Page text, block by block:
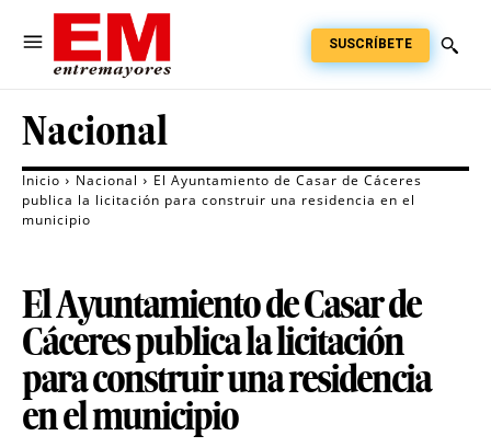
SUSCRÍBETE
Nacional
Inicio Nacional
El Ayuntamiento de Casar de Cáceres
publica la licitación para construir una residencia en el
municipio
El Ayuntamiento de Casar de
Cáceres publica la licitación
para construir una residencia
en el municipio